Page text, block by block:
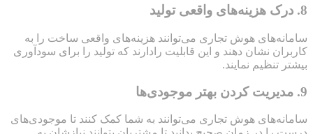
8. درک هزینه‌های واقعی تولید
سامانه‌های هوش تجاری می‌توانند هزینه‌های واقعی ساخت را به
کاربران نشان دهند و این قابلیت رادارند که تولید را برای سودآوری
بیشتر تنظیم نمایند.
9. مدیریت کردن بهتر موجودی‌ها
سامانه‌های هوش تجاری می‌توانند به شما کمک کنند تا موجودی‌های